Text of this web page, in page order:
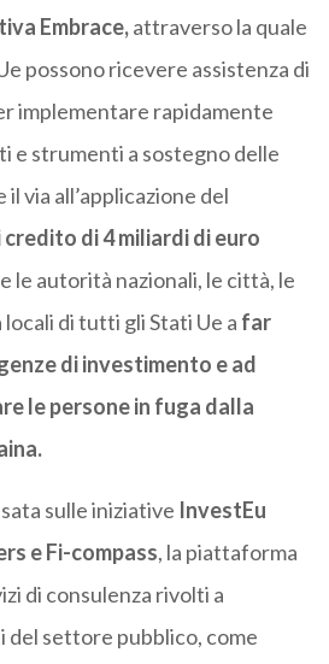
Embrace,attraverso la quale
possono ricevere assistenza di
implementare rapidamente
e strumenti a sostegno delle
via all’applicazione del
credito di 4 miliardi di euro
le autorità nazionali, le città, le
di tutti gli Stati Ue a far
di investimento e ad
le persone in fuga dalla
sulleiniziative InvestEu
e Fi-compass, la piattaforma
di consulenza rivolti a
settore pubblico, come